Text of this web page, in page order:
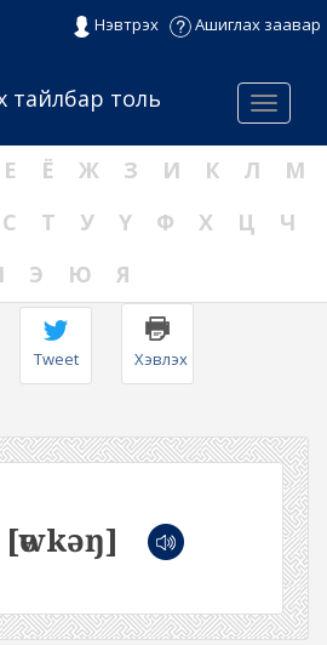
Нэвтрэх Ашиглах заавар
Menu
тайлбар толь
Е Ё Ж З И К Л
М
С Т У Ү Ф Х Ц
Ч
Э Ю Я
Tweet Хэвлэх
[өwkəŋ]